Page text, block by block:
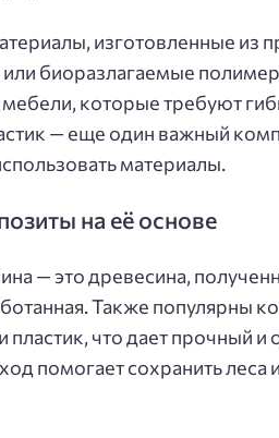
изготовленные из
биоразлагаемые
которые требуют
— еще один важный
материалы.
на её основе
— это древесина,
Также популярны
пластик, что дает прочный
помогает сохранить